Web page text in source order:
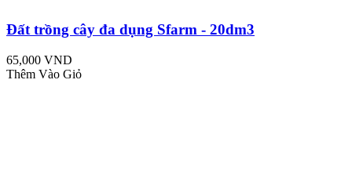
Đất trồng cây đa dụng Sfarm - 20dm3
65,000 VND
Thêm Vào Giỏ